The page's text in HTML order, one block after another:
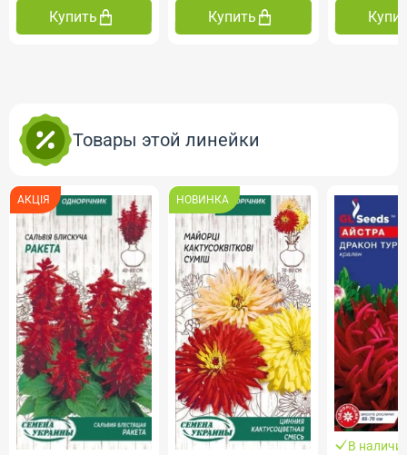
Купить Купить
Товары этой линейки
АКЦІЯ НОВИНКА
В